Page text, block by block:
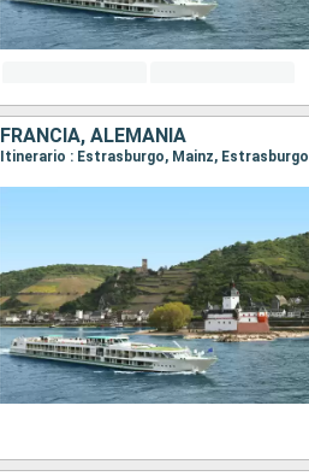
FRANCIA, ALEMANIA
Itinerario : Estrasburgo, Mainz, Estrasburgo